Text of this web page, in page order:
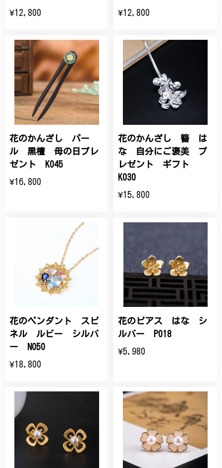
¥12,800 ¥12,800
花のかんざし パー
ル 黒檀 母の日プレ
ゼント K045
¥16,800
花のかんざし 簪 は
な 自分にご褒美 プ
レゼント ギフト
K030
¥15,800
花のペンダント スピ
ネル ルビー シルバ
ー N050
¥18,800
花のピアス はな シ
ルバー P018
¥5,980